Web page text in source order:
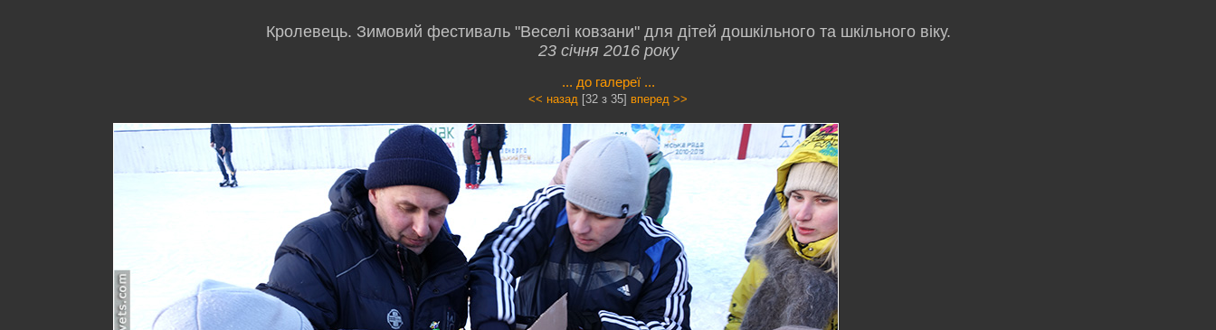
Кролевець. Зимовий фестиваль "Веселі ковзани" для дітей дошкільного та шкільного віку.
23 січня 2016 року
... до галереї ...
<< назад [32 з 35] вперед >>